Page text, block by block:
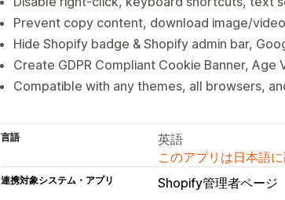
Prevent copy content, download image/
Hide Shopify badge & Shopify admin bar,
Create GDPR Compliant Cookie Banner, Age
Compatible with any themes, all browsers,
言語
英語
このアプリは日本語
連携対象システム・アプリ Shopify管理者ページ